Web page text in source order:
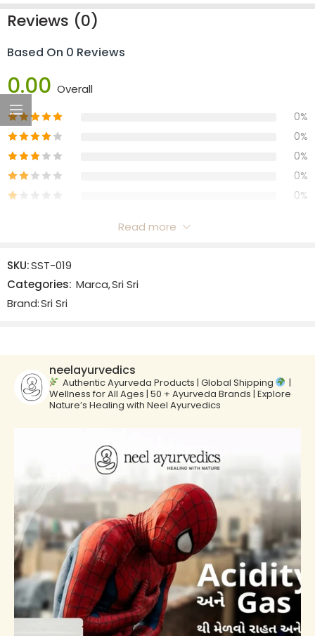
Reviews (0)
Based On 0 Reviews
0.00 Overall
0%
0%
0%
0%
0%
There are no reviews yet.
Read more
SKU:SST-019
Categories: Marca,Sri Sri
Brand:Sri Sri
neelayurvedics
Authentic Ayurveda Products | Global Shipping
|
Wellness for All Ages | 50 + Ayurveda Brands | Explore
Nature’s Healing with Neel Ayurvedics